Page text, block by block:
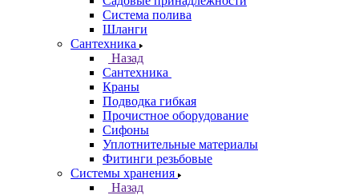
Система полива
Шланги
Сантехника
Назад
Сантехника
Краны
Подводка гибкая
Прочистное оборудование
Сифоны
Уплотнительные материалы
Фитинги резьбовые
Системы хранения
Назад